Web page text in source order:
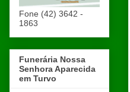
Fone (42) 3642 -
1863
Funerária Nossa
Senhora Aparecida
em Turvo